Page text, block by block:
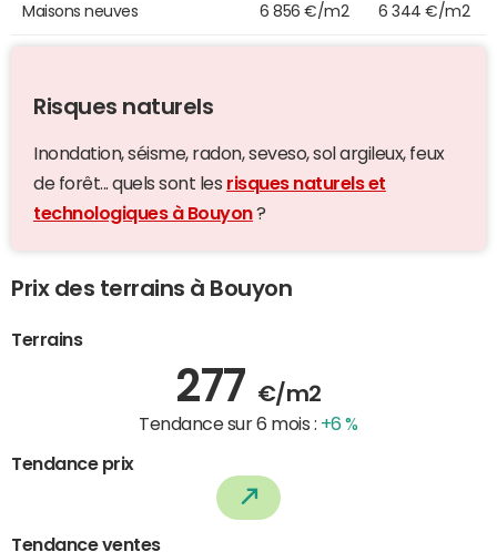
Maisons neuves 6 856 €/m2 6 344 €/m2
Risques naturels
Inondation, séisme, radon, seveso, sol argileux, feux
de forêt... quels sont les risques naturels et
technologiques à Bouyon?
Prix des terrains à Bouyon
Terrains
277 €/m2
Tendance sur 6 mois : +6 %
Tendance prix
Tendance ventes